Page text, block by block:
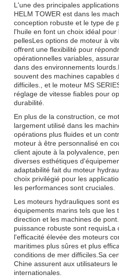
L'une des principales
HELM TOWER est dans les
conception robuste et le type de
l'huile en font un choix idéal
pellesLes options de moteur à
offrent une flexibilité pour
opérationnelles variables,
dans des environnements
souvent des machines capables
difficiles., et le moteur MS
réglage de vitesse fiables pour
durabilité.
En plus de la construction, ce
largement utilisé dans les
opérations plus fluides et un
moteur à être personnalisé en
client ajoute à la polyvalence,
diverses esthétiques
adaptabilité fait du moteur
choix privilégié pour les
les performances sont cruciales.
Les moteurs hydrauliques sont
équipements marins tels que les
direction et les machines de
puissance robuste sont requisLa
l'efficacité élevée des moteurs
maritimes plus sûres et plus
conditions de mer difficiles.Sa
Chine assurent aux utilisateurs
internationales.